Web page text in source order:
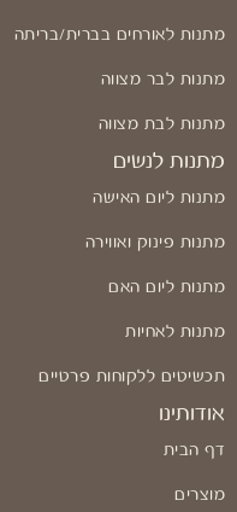
מתנות לאורחים בברית/בריתה
מתנות לבר מצווה
מתנות לבת מצווה
מתנות לנשים
מתנות ליום האישה
מתנות פינוק ואווירה
מתנות ליום האם
מתנות לאחיות
תכשיטים ללקוחות פרטיים
אודותינו
דף הבית
מוצרים